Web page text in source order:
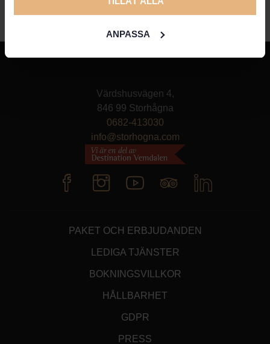
ANPASSA
Värdshusvägen 4,
846 99 Storhågna
0682-413030
info@storhogna.com
PAKET OCH ERBJUDANDEN
LEDIGA TJÄNSTER
BOKNINGSVILLKOR
HÅLLBARHET
GDPR
PRESS